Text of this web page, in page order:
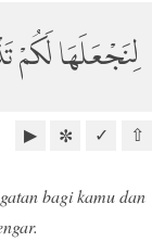
لِنَجْعَلَهَا لَكُمْ
⇧
✓
✼
▶
bagi kamu dan